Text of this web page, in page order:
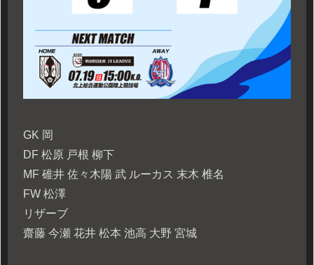
GK 岡
DF 松原 戸根 柳下
MF 碓井 佐々木陽 武 ルーカス 末木 椎名
FW 松澤
リザーブ
齋藤 今瀬 花井 松本 池高 大野 宮城